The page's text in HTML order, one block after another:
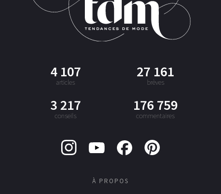
4 107
articles
27 161
brèves
3 217
conseils
176 759
commentaires
À PROPOS